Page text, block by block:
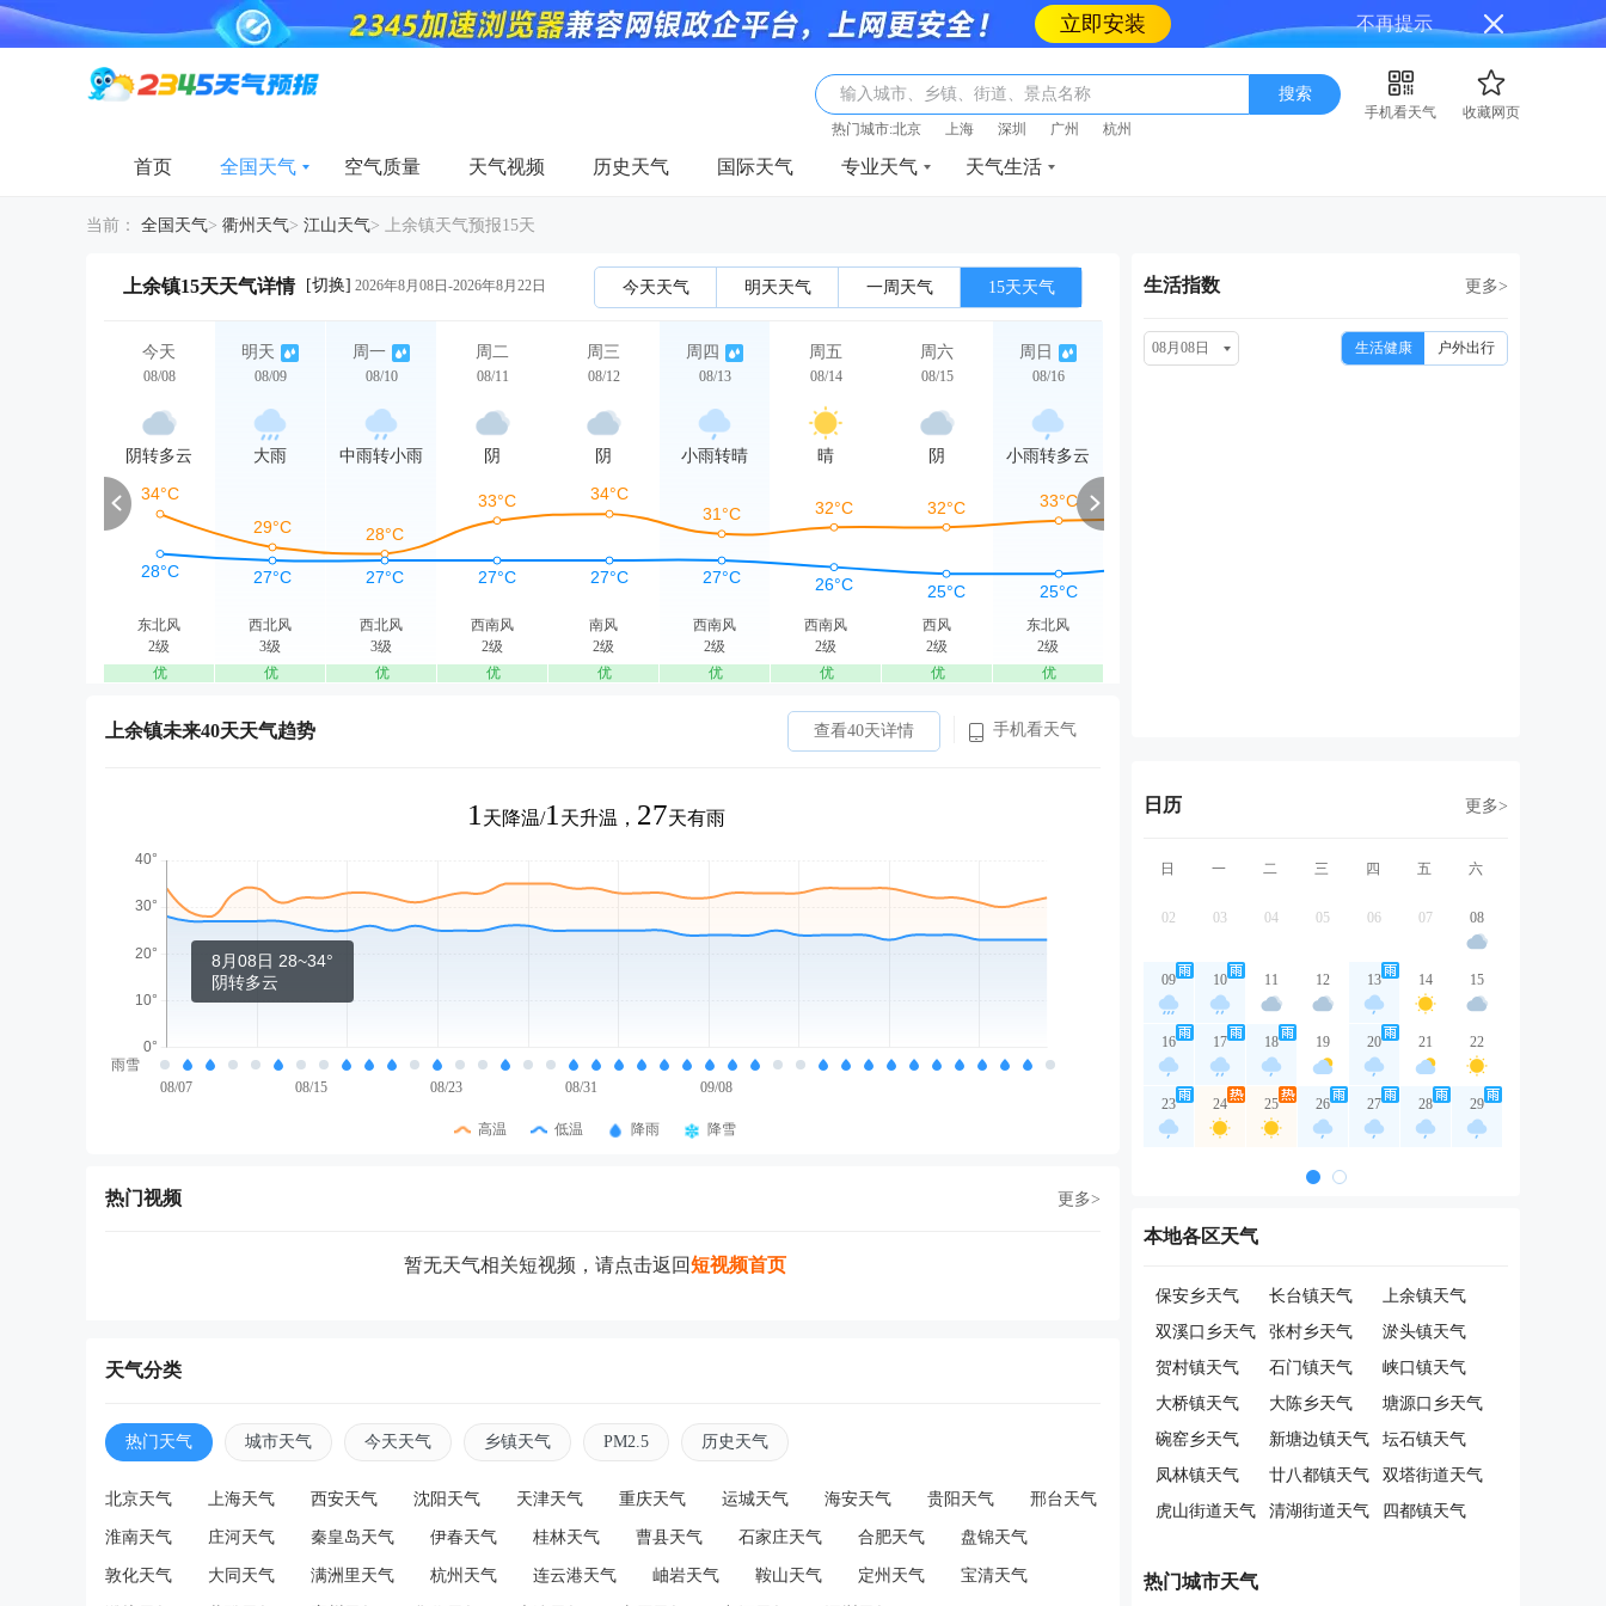
立即安装 不再提示
输入城市、乡镇、街道、景点名称 搜索
手机看天气
收藏网页
热门城市:北京 上海 深圳 广州 杭州
首页 全国天气 空气质量 天气视频 历史天气 国际天气 专业天气 天气生活
当前： 全国天气> 衢州天气> 江山天气> 上余镇天气预报15天
上余镇15天天气详情 [切换] 2026年8月08日-2026年8月22日 今天天气 明天天气 一周天气 15天天气
今天
08/08
阴转多云
东北风
2级
优
明天
08/09
大雨
西北风
3级
优
周一
08/10
中雨转小雨
西北风
3级
优
周二
08/11
阴
西南风
2级
优
周三
08/12
阴
南风
2级
优
周四
08/13
小雨转晴
西南风
2级
优
周五
08/14
晴
西南风
2级
优
周六
08/15
阴
西风
2级
优
周日
08/16
小雨转多云
东北风
2级
优
周一 周三 周四
上余镇未来40天天气趋势 查看40天详情 手机看天气
1 天降温/1 天升温， 27天有雨
8月08日 28~34°
阴转多云
雨雪
08/07
08/15 08/23 08/31 09/08
高温 低温 降雨 降雪
热门视频 更多>
暂无天气相关短视频，请点击返回短视频首页
天气分类
热门天气 城市天气 今天天气 乡镇天气 PM2.5 历史天气
北京天气 上海天气 西安天气 沈阳天气 天津天气 重庆天气 运城天气 海安天气 贵阳天气 邢台天气
淮南天气 庄河天气 秦皇岛天气 伊春天气 桂林天气 曹县天气 石家庄天气 合肥天气 盘锦天气
敦化天气 大同天气 满洲里天气 杭州天气 连云港天气 岫岩天气 鞍山天气 定州天气 宝清天气
生活指数 更多>
08月08日 生活健康 户外出行
日历 更多>
日 一 二 三 四 五 六
02 03 04 05 06 07 08
09 10 11 12 13 14 15
16 17 18 19 20 21 22
23 24 25 26 27 28 29
本地各区天气
保安乡天气 长台镇天气
上余镇天气
双溪口乡天气
张村乡天气
淤头镇天气
贺村镇天气
石门镇天气
峡口镇天气
大桥镇天气
大陈乡天气
塘源口乡天气
碗窑乡天气
新塘边镇天气
坛石镇天气
凤林镇天气
廿八都镇天气
双塔街道天气
虎山街道天气
清湖街道天气 四都镇天气
热门城市天气